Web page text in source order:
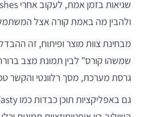
ולהבין מה באמת קורה אצל
מבחינת צוות מוצר ופיתוח, זה ההבדל
גרסת מערכת, מסך רלוונטי והקשר